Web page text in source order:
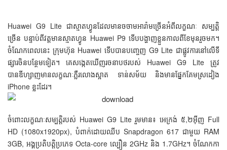
Huawei G9 Lite ជាស្មាតហ្វូនដែលមានចចាមអារ៉ាមច្រើនអំពីលក្ខណៈ សម្បត្តិ
ច្រើន បន្ទាប់ពីវត្តមានស្មាតហ្វូន Huawei P9 ទើបបង្ហាញខ្លួនកាលពីខែមុនរួចមក។
ចំណែកពេលនេះ ក្រុមហ៊ុន Huawei ទើបបានបញ្ចេញ G9 Lite ជាផ្លូវការនៅលើទី
ផ្សារចិនបន្ថែមទៀត។ គេសង្កេតឃើញរចនាបថរបស់ Huawei G9 Lite ត្រូវ
បានឌីហ្សាញមានលក្ខណៈភ្លឺរលោងស្អាត ទាន់សម័យ និងមានផ្នែកគែមស្រដៀង
iPhone ខ្លះដែរ។
ចំពោះលក្ខណៈសម្បត្តិរបស់ Huawei G9 Lite រួមមាន៖ អេក្រង់ ៥,២អ៊ីញ Full
HD (1080x1920px), បំពាក់ដោយឈីប Snapdragon 617 ជាមួយ RAM
3GB, អង្គប្រតិបត្តិប្រភេទ Octa-core ល្បឿន 2GHz និង 1.7GHz។ ចំណែកកា